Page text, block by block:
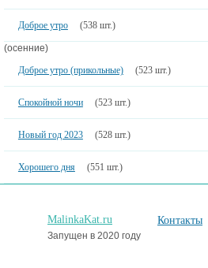
Доброе утро (538 шт.)
(осенние)
Доброе утро (прикольные)
(523 шт.)
Спокойной ночи (523 шт.)
Новый год 2023 (528 шт.)
Хорошего дня (551 шт.)
MalinkaKat.ru
Запущен в 2020 году
Контакты